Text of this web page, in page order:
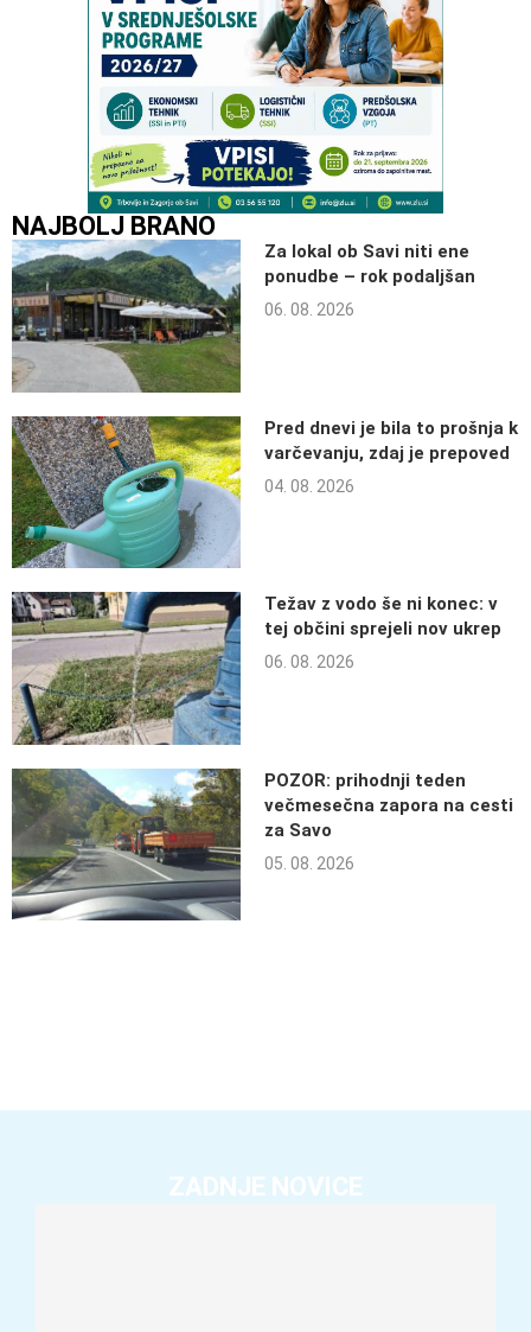
NAJBOLJ BRANO
Za lokal ob Savi niti ene
ponudbe – rok podaljšan
06. 08. 2026
Pred dnevi je bila to prošnja k
varčevanju, zdaj je prepoved
04. 08. 2026
Težav z vodo še ni konec: v
tej občini sprejeli nov ukrep
06. 08. 2026
POZOR: prihodnji teden
večmesečna zapora na cesti
za Savo
05. 08. 2026
ZADNJE NOVICE